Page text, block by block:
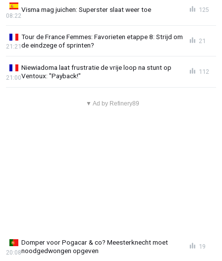
Visma mag juichen: Superster slaat weer toe
08:22
125
Tour de France Femmes: Favorieten etappe 8: Strijd om
de eindzege of sprinten?
21:21
21
Niewiadoma laat frustratie de vrije loop na stunt op
Ventoux: "Payback!"
21:00
112
▼ Ad by Refinery89
Domper voor Pogacar & co? Meesterknecht moet
noodgedwongen opgeven
20:08
19